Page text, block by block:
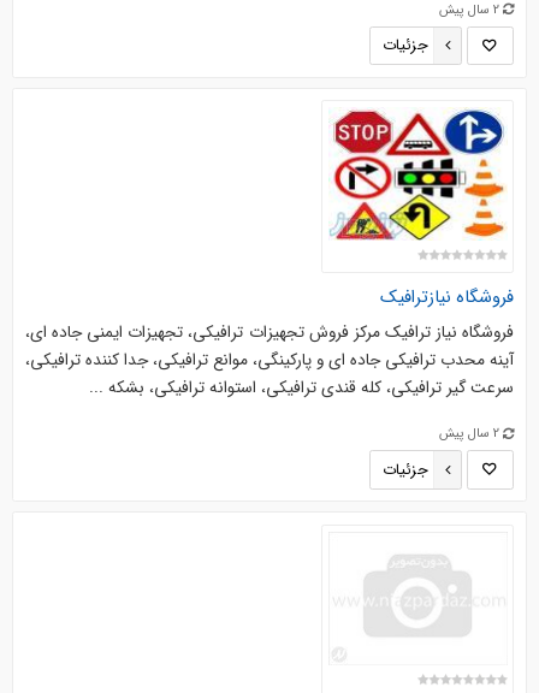
2 سال پیش
جزئیات
فروشگاه نیازترافیک
فروشگاه نیاز ترافیک مرکز فروش تجهیزات ترافیکی، تجهیزات ایمنی جاده ای،
آینه محدب ترافیکی جاده ای و پارکینگی، موانع ترافیکی، جدا کننده ترافیکی،
سرعت گیر ترافیکی، کله قندی ترافیکی، استوانه ترافیکی، بشکه ...
2 سال پیش
جزئیات